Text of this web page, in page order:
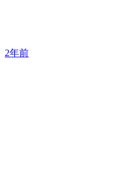
2年前